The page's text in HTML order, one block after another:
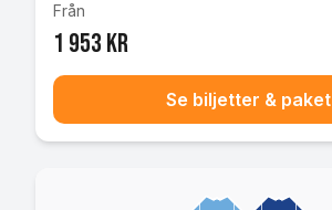
Från
1 953 kr
Se biljetter & paket